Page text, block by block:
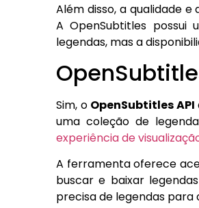
Além disso, a qualidade
A OpenSubtitles possui
legendas, mas a
Sim, o OpenSubtitles API
uma coleção de
experiência de
A ferramenta oferece
buscar e baixar
precisa de legendas